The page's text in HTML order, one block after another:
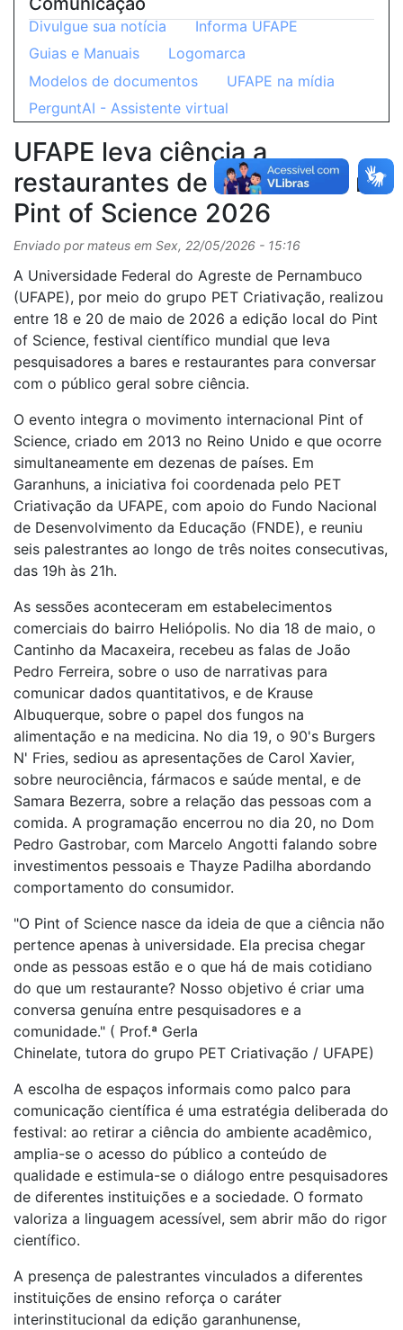
UFAPE leva ciência a
restaurantes de Garanhuns no
Pint of Science 2026
Enviado pormateus em Sex, 22/05/2026 - 15:16
A Universidade Federal do Agreste de Pernambuco
(UFAPE), por meio do grupo PET Criativação, realizou
entre 18 e 20 de maio de 2026 a edição local do Pint
of Science, festival científico mundial que leva
pesquisadores a bares e restaurantes para conversar
com o público geral sobre ciência.
O evento integra o movimento internacional Pint of
Science, criado em 2013 no Reino Unido e que ocorre
simultaneamente em dezenas de países. Em
Garanhuns, a iniciativa foi coordenada pelo PET
Criativação da UFAPE, com apoio do Fundo Nacional
de Desenvolvimento da Educação (FNDE), e reuniu
seis palestrantes ao longo de três noites consecutivas,
das 19h às 21h.
As sessões aconteceram em estabelecimentos
comerciais do bairro Heliópolis. No dia 18 de maio, o
Cantinho da Macaxeira, recebeu as falas de João
Pedro Ferreira, sobre o uso de narrativas para
comunicar dados quantitativos, e de Krause
Albuquerque, sobre o papel dos fungos na
alimentação e na medicina. No dia 19, o 90's Burgers
N' Fries, sediou as apresentações de Carol Xavier,
sobre neurociência, fármacos e saúde mental, e de
Samara Bezerra, sobre a relação das pessoas com a
comida. A programação encerrou no dia 20, no Dom
Pedro Gastrobar, com Marcelo Angotti falando sobre
investimentos pessoais e Thayze Padilha abordando
comportamento do consumidor.
"O Pint of Science nasce da ideia de que a ciência não
pertence apenas à universidade. Ela precisa chegar
onde as pessoas estão e o que há de mais cotidiano
do que um restaurante? Nosso objetivo é criar uma
conversa genuína entre pesquisadores e a
comunidade." ( Prof.ª Gerla
Chinelate, tutora do grupo PET Criativação / UFAPE)
A escolha de espaços informais como palco para
comunicação científica é uma estratégia deliberada do
festival: ao retirar a ciência do ambiente acadêmico,
amplia-se o acesso do público a conteúdo de
qualidade e estimula-se o diálogo entre pesquisadores
de diferentes instituições e a sociedade. O formato
valoriza a linguagem acessível, sem abrir mão do rigor
científico.
A presença de palestrantes vinculados a diferentes
instituições de ensino reforça o caráter
interinstitucional da edição garanhunense,
Divulgue sua notícia
Informa UFAPE
Guias e Manuais
Logomarca
Modelos de documentos
UFAPE na mídia
PerguntAI - Assistente virtual